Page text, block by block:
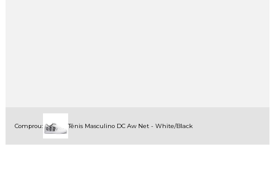
Comprou: Tênis Masculino DC Aw Net - White/Black